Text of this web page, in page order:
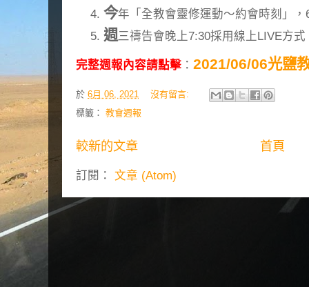
今年「全教會靈修運動～約會時刻」
週三禱告會晚上7:30採用線上LIVE方
完整週報內容請點擊 ： 2021/06/06光鹽
於 6月 06, 2021
沒有留言:
標籤： 教會週報
較新的文章 首頁
訂閱： 文章 (Atom)